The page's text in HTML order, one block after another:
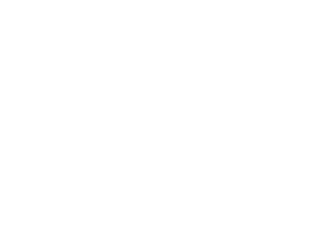
ve uçuş ekiplerine karşı
bu eziyete katlanma ya da tatsız
girişteki güvenlik kontrollerine
olmak; kadın, yaşlı ve
anksiyetesini azaltabilir.